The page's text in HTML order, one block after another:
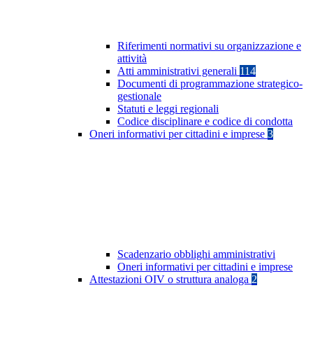
Riferimenti normativi su organizzazione e
attività
Atti amministrativi generali 114
Documenti di programmazione strategico-
gestionale
Statuti e leggi regionali
Codice disciplinare e codice di condotta
Oneri informativi per cittadini e imprese 3
Scadenzario obblighi amministrativi
Oneri informativi per cittadini e imprese
Attestazioni OIV o struttura analoga 2